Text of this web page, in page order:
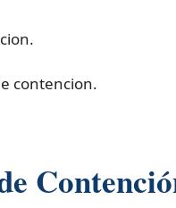
contencion.